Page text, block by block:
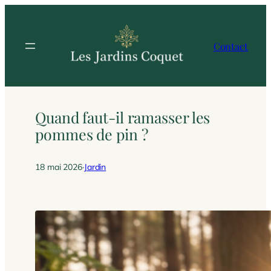
contenu
Contact
Quand faut-il ramasser les
pommes de pin ?
18 mai 2026·Jardin